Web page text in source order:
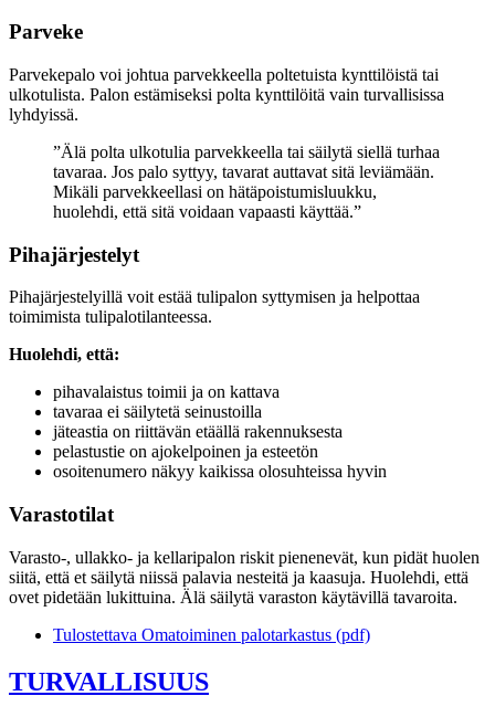
Parveke
Parvekepalo voi johtua parvekkeella poltetuista kynttilöistä tai
ulkotulista. Palon estämiseksi polta kynttilöitä vain turvallisissa
lyhdyissä.
Älä polta ulkotulia parvekkeella tai säilytä siellä turhaa
tavaraa. Jos palo syttyy, tavarat auttavat sitä leviämään.
Mikäli parvekkeellasi on hätäpoistumisluukku,
huolehdi, että sitä voidaan vapaasti käyttää.
Pihajärjestelyt
Pihajärjestelyillä voit estää tulipalon syttymisen ja helpottaa
toimimista tulipalotilanteessa.
Huolehdi, että:
pihavalaistus toimii ja on kattava
tavaraa ei säilytetä seinustoilla
jäteastia on riittävän etäällä rakennuksesta
pelastustie on ajokelpoinen ja esteetön
osoitenumero näkyy kaikissa olosuhteissa hyvin
Varastotilat
Varasto-, ullakko- ja kellaripalon riskit pienenevät, kun pidät huolen
siitä, että et säilytä niissä palavia nesteitä ja kaasuja. Huolehdi, että
ovet pidetään lukittuina. Älä säilytä varaston käytävillä tavaroita.
Tulostettava Omatoiminen palotarkastus (pdf)
TURVALLISUUS